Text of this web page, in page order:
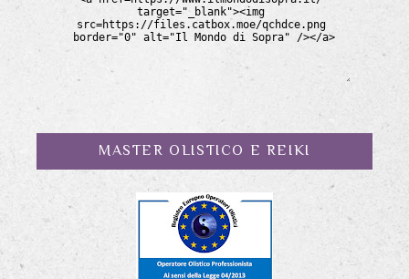
MASTER OLISTICO E REIKI